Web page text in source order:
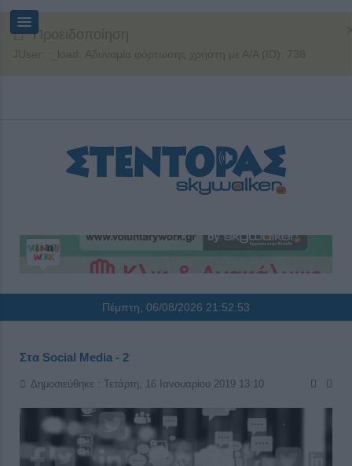
Προειδοποίηση
JUser: :_load: Αδυναμία φόρτωσης χρήστη με Α/Α (ID): 738
Πέμπτη, 06/08/2026 21:52:54
Στα Social Media - 2
Δημοσιεύθηκε : Τετάρτη, 16 Ιανουαρίου 2019 13:10